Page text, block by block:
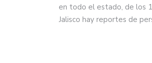
en todo el estado, de los
Jalisco hay reportes de